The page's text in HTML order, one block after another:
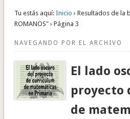
Tu estás aquí: Inicio › Resultados de la
ROMANOS" › Página 3
NAVEGANDO POR EL ARCHIVO
El lado
proyecto
de